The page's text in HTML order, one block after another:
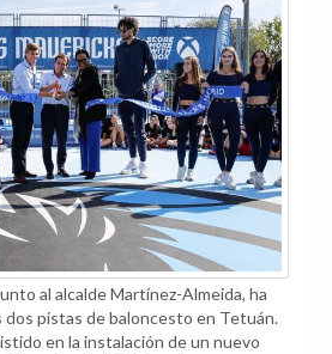
al alcalde Martínez-Almeida, ha
pistas de baloncesto en Tetuán.
en la instalación de un nuevo